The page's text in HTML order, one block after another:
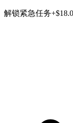
解锁紧急任务